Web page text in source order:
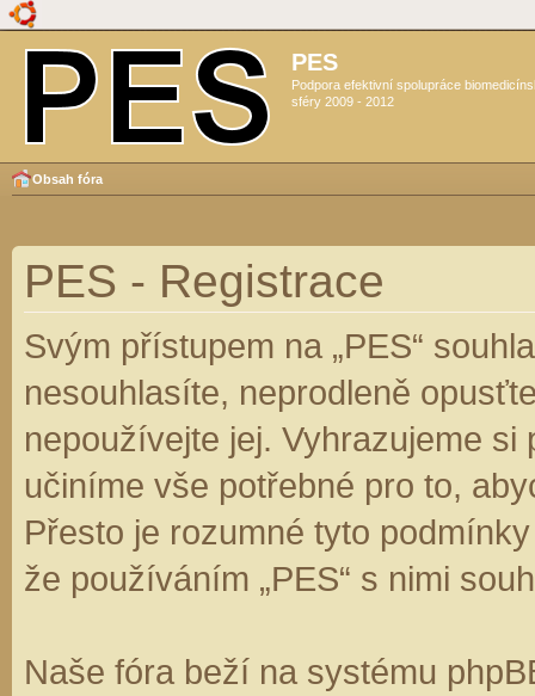
PES
Podpora efektivní spolupráce
sféry 2009 - 2012
Obsah fóra
PES - Registrace
Svým přístupem na „PES“
nesouhlasíte, neprodleně
nepoužívejte jej. Vyhrazujeme
učiníme vše potřebné pro to,
Přesto je rozumné tyto
že používáním „PES“ s nimi
Naše fóra beží na systému